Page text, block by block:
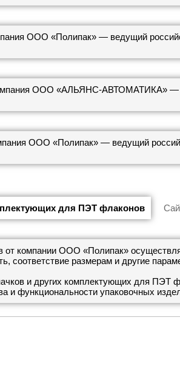
ООО «Полипак» — ведущий
ООО «АЛЬЯНС-АВТОМАТИКА» —
ООО «Полипак» — ведущий
для ПЭТ флаконов
компании ООО «Полипак»
соответствие размерам и другие
и других комплектующих для
и функциональности упаковочных